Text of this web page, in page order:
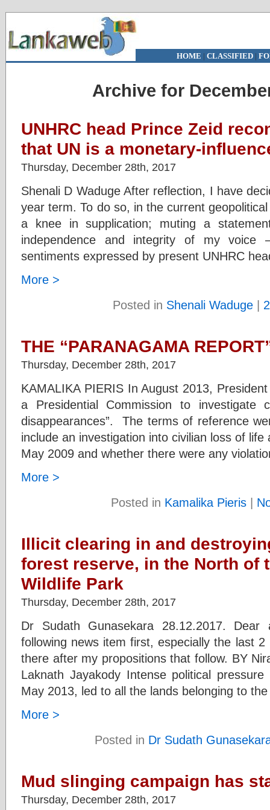
HOME | CLASSIFIED|
Archive for
UNHRC head Prince Zeid
that UN is a monetary-
Thursday, December 28th, 2017
Shenali D Waduge After reflection, I have
year term. To do so, in the current
a knee in supplication; muting a
independence and integrity of my voice
sentiments expressed by present UNHRC
More >
Posted in Shenali Waduge |
THE “PARANAGAMA
Thursday, December 28th, 2017
KAMALIKA PIERIS In August 2013,
a Presidential Commission to investigate
disappearances”. The terms of reference
include an investigation into civilian loss of
May 2009 and whether there were any
More >
Posted in Kamalika Pieris |
Illicit clearing in and
forest reserve, in the North of
Wildlife Park
Thursday, December 28th, 2017
Dr Sudath Gunasekara 28.12.2017.
following news item first, especially the last
there after my propositions that follow. BY
Laknath Jayakody Intense political
May 2013, led to all the lands belonging to
More >
Posted in Dr Sudath
Mud slinging campaign has
Thursday, December 28th, 2017